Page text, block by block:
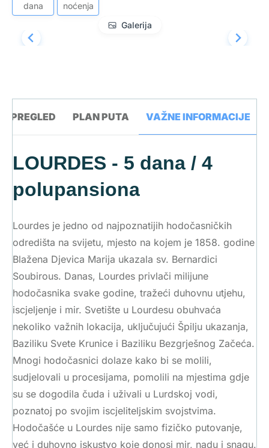
dana
noćenja
Galerija
PREGLED PLAN PUTA VAŽNE INFORMACIJE
LOURDES - 5 dana / 4
polupansiona
Lourdes je jedno od najpoznatijih hodočasničkih
odredišta na svijetu, mjesto na kojem je 1858. godine
Blažena Djevica Marija ukazala sv. Bernardici
Soubirous. Danas, Lourdes privlači milijune
hodočasnika svake godine, tražeći duhovnu utjehu,
iscjeljenje i mir. Svetište u Lourdesu obuhvaća
nekoliko važnih lokacija, uključujući Špilju ukazanja,
Baziliku Svete Krunice i Baziliku Bezgrješnog Začeća.
Mnogi hodočasnici dolaze kako bi se molili,
sudjelovali u procesijama, pomolili na mjestima gdje
su se dogodila čuda i uživali u Lurdskoj vodi,
poznatoj po svojim iscjeliteljskim svojstvima.
Hodočašće u Lourdes nije samo fizičko putovanje,
već i duhovno iskustvo koje donosi mir, nadu i snagu.